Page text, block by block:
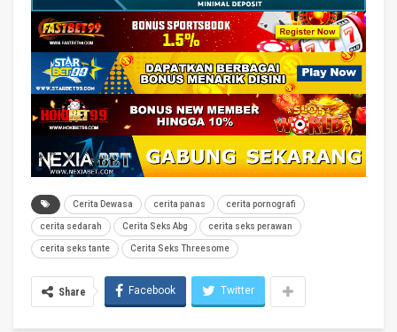
Cerita Dewasa cerita panas cerita pornografi
cerita sedarah Cerita Seks Abg cerita seks perawan
cerita seks tante Cerita Seks Threesome
Share Facebook Twitter